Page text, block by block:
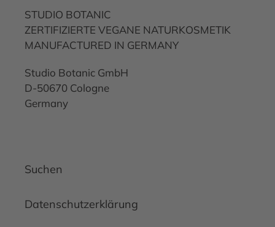
STUDIO BOTANIC
ZERTIFIZIERTE VEGANE NATURKOSMETIK
MANUFACTURED IN GERMANY
Studio Botanic GmbH
D-50670 Cologne
Germany
Suchen
Datenschutzerklärung